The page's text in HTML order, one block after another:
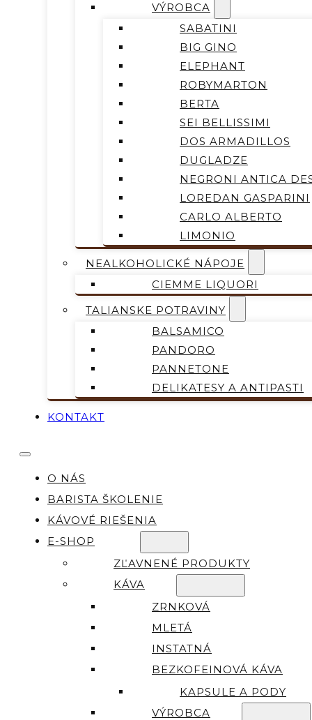
VÝROBCA
SABATINI
BIG GINO
ELEPHANT
ROBYMARTON
BERTA
SEI BELLISSIMI
DOS ARMADILLOS
DUGLADZE
NEGRONI ANTICA
LOREDAN GASPARINI
CARLO ALBERTO
LIMONIO
NEALKOHOLICKÉ NÁPOJE
CIEMME LIQUORI
TALIANSKE POTRAVINY
BALSAMICO
PANDORO
PANNETONE
DELIKATESY A ANTIPASTI
KONTAKT
O NÁS
BARISTA ŠKOLENIE
KÁVOVÉ RIEŠENIA
E-SHOP
ZĽAVNENÉ PRODUKTY
KÁVA
ZRNKOVÁ
MLETÁ
INSTATNÁ
BEZKOFEINOVÁ KÁVA
KAPSULE A PODY
VÝROBCA